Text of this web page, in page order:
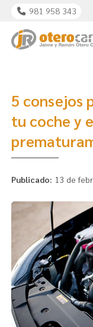
981 958 343
5 consejos
tu coche y
Publicado: 13 de